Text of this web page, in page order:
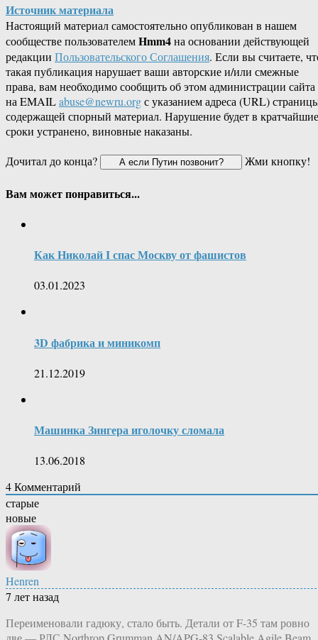
Источник материала
Настоящий материал самостоятельно опубликован в нашем
сообществе пользователемHmm4на основании действующей
редакции Пользовательского Соглашения. Если вы считаете,
такая публикация нарушает ваши авторские и/или смежные
права, вам необходимо сообщить об этом администрации сайта
на EMAILabuse@newru.orgс указанием адреса (URL)
содержащей спорный материал. Нарушение будет в кратчайшие
сроки устранено, виновные наказаны.
Дочитал до конца?
Жми кнопку!
Вам может понравиться...
Как Николай I спас Москву от фашистов
03.01.2023
3D фабрика и миникомп
21.12.2019
Машинка Зингера иголочку сломала
13.06.2018
4Комментарий
старые
новые
Henren
7 лет назад
Переименовали гадюку, стало быть. Детали от F-35 там ровно